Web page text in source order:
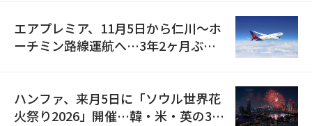
エアプレミア、11月5日から仁川〜ホ
ーチミン路線運航へ…3年2ヶ月ぶり
ハンファ、来月5日に「ソウル世界花
火祭り2026」開催…韓・米・英の3カ